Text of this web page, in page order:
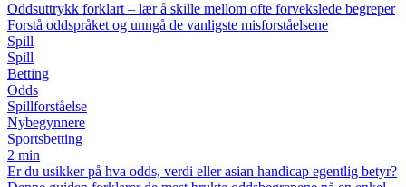
Oddsuttrykk forklart – lær å skille mellom ofte forvekslede begreper
Forstå oddspråket og unngå de vanligste misforståelsene
Spill
Spill
Betting
Odds
Spillforståelse
Nybegynnere
Sportsbetting
2 min
Er du usikker på hva odds, verdi eller asian handicap egentlig betyr?